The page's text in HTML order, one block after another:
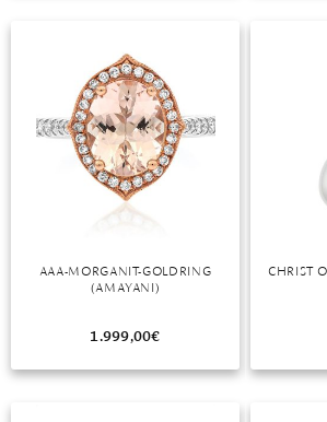
AAA-MORGANIT-GOLDRING
(AMAYANI)
1.999,00€
CHRIST